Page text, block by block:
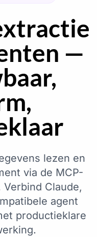
—
lezen en
via de MCP-
Claude,
agent
productieklare